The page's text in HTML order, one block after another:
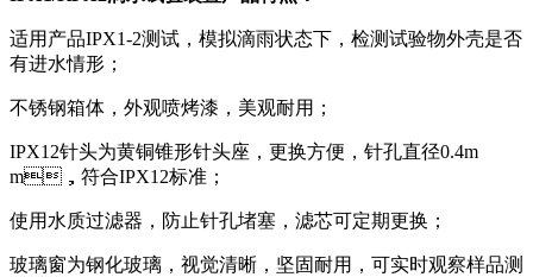
适用产品IPX1-2测试，模拟滴雨状态下，检测试验物外壳是否
有进水情形；
不锈钢箱体，外观喷烤漆，美观耐用；
IPX12针头为黄铜锥形针头座，更换方便，针孔直径0.4m
m，符合IPX12标准；
使用水质过滤器，防止针孔堵塞，滤芯可定期更换；
玻璃窗为钢化玻璃，视觉清晰，坚固耐用，可实时观察样品测